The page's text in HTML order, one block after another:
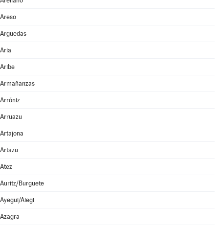
Areso
Arguedas
Aria
Aribe
Armañanzas
Arróniz
Arruazu
Artajona
Artazu
Atez
Auritz/Burguete
Ayegui/Aiegi
Azagra